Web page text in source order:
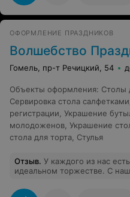
ОФОРМЛЕНИЕ ПРАЗДНИКОВ
Волшебство
Гомель, пр-т Речицкий, 54
Объекты оформления: Столы
Сервировка стола салфетками
регистрации
Украшение
молодоженов Украшение
стола для торта Стулья
Отзыв. У каждого из нас
идеальном торжестве. С
Поделитесь с нами Вашими